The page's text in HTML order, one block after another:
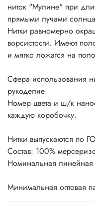
ниток "Мулине" при
прямыми лучами
Нитки равномерно
ворсистости. Имеют
и мягко ложатся на
Сфера использования
рукоделие
Номер цвета и ш/к
каждую коробочку.
Нитки выпускаются по
Состав: 100%
Номинальная линейная
Минимальная оптовая